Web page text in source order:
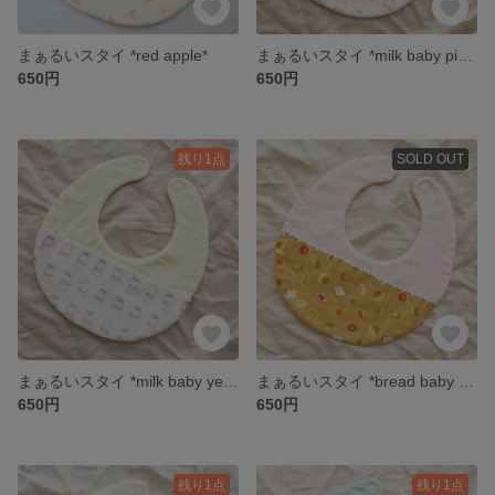
まぁるいスタイ *red apple*
650円
650円
残り1点
650円
SOLD OUT
650円
残り1点 残り1点